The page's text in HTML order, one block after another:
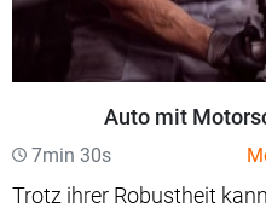
Auto mit
7min 30s
Trotz ihrer Robustheit